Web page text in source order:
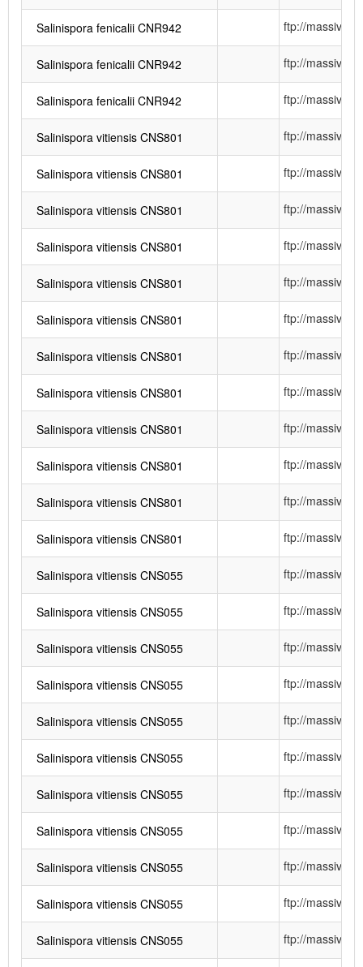
Salinispora fenicalii CNR942 ftp://
Salinispora fenicalii CNR942 ftp://
Salinispora fenicalii CNR942 ftp://
Salinispora vitiensis CNS801 ftp://
Salinispora vitiensis CNS801 ftp://
Salinispora vitiensis CNS801 ftp://
Salinispora vitiensis CNS801 ftp://
Salinispora vitiensis CNS801 ftp://
Salinispora vitiensis CNS801 ftp://
Salinispora vitiensis CNS801 ftp://
Salinispora vitiensis CNS801 ftp://
Salinispora vitiensis CNS801 ftp://
Salinispora vitiensis CNS801 ftp://
Salinispora vitiensis CNS801 ftp://
Salinispora vitiensis CNS801 ftp://
Salinispora vitiensis CNS055 ftp://
Salinispora vitiensis CNS055 ftp://
Salinispora vitiensis CNS055 ftp://
Salinispora vitiensis CNS055 ftp://
Salinispora vitiensis CNS055 ftp://
Salinispora vitiensis CNS055 ftp://
Salinispora vitiensis CNS055 ftp://
Salinispora vitiensis CNS055 ftp://
Salinispora vitiensis CNS055 ftp://
Salinispora vitiensis CNS055 ftp://
Salinispora vitiensis CNS055 ftp://